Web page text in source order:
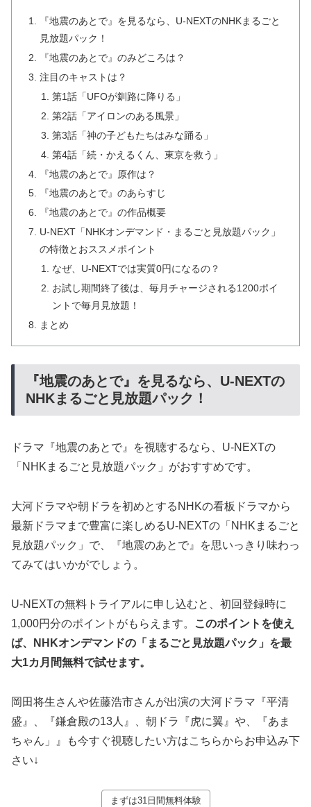
『地震のあとで』を見るなら、U-NEXTのNHKまるごと
見放題パック！
『地震のあとで』のみどころは？
注目のキャストは？
第1話「UFOが釧路に降りる」
第2話「アイロンのある風景」
第3話「神の子どもたちはみな踊る」
第4話「続・かえるくん、東京を救う」
『地震のあとで』原作は？
『地震のあとで』のあらすじ
『地震のあとで』の作品概要
U-NEXT「NHKオンデマンド・まるごと見放題パック」
の特徴とおススメポイント
なぜ、U-NEXTでは実質0円になるの？
お試し期間終了後は、毎月チャージされる1200ポイ
ントで毎月見放題！
まとめ
『地震のあとで』を見るなら、U-NEXTの
NHKまるごと見放題パック！
ドラマ『地震のあとで』を視聴するなら、U-NEXTの
「NHKまるごと見放題パック」がおすすめです。
大河ドラマや朝ドラを初めとするNHKの看板ドラマから
最新ドラマまで豊富に楽しめるU-NEXTの「NHKまるごと
見放題パック」で、『地震のあとで』を思いっきり味わっ
てみてはいかがでしょう。
U-NEXTの無料トライアルに申し込むと、初回登録時に
1,000円分のポイントがもらえます。
このポイントを使え
ば、NHKオンデマンドの「まるごと見放題パック」を最
大1カ月間無料で試せます。
岡田将生さんや佐藤浩市さんが出演の大河ドラマ『平清
盛』、『鎌倉殿の13人』、朝ドラ『虎に翼』や、『あま
ちゃん」』も今すぐ視聴したい方はこちらからお申込み下
さい↓
まずは31日間無料体験